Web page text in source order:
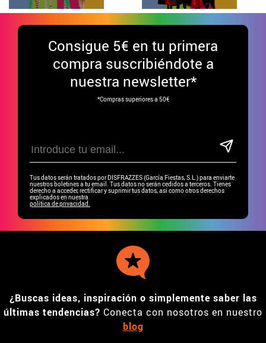
Consigue 5€ en tu primera
compra suscribiéndote a
nuestra newsletter*
*Compras superiores a 50€
Tus datos serán tratados por DISFRAZZES (García Fiestas, S.L.) para enviarte
nuestros boletines a tu email. Tus datos no serán cedidos a terceros. Tienes
derecho a acceder, rectificar y suprimir tus datos, así como otros derechos
explicados en nuestra
política de privacidad.
¿Buscas ideas, inspiración o simplemente saber las
últimas tendencias? Conecta con nosotros en nuestro
blog